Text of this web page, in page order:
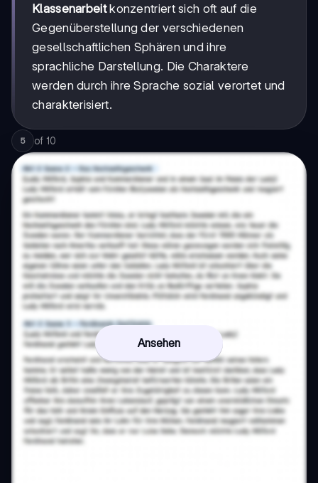
Klassenarbeitkonzentriert sich oft auf die
Gegenüberstellung der verschiedenen
gesellschaftlichen Sphären und ihre
sprachliche Darstellung. Die Charaktere
werden durch ihre Sprache sozial verortet und
charakterisiert.
5 of 10
Ansehen